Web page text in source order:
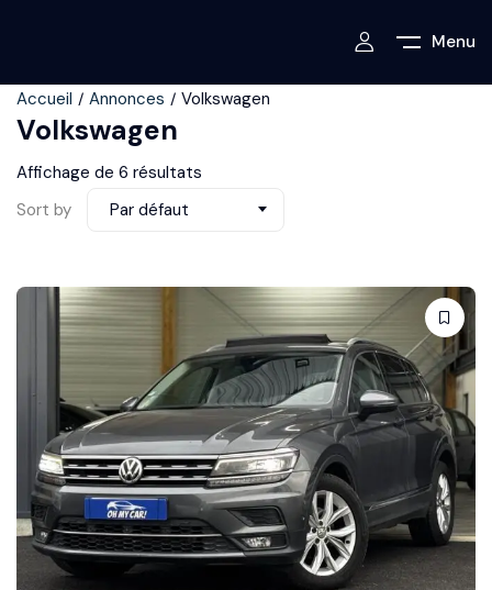
Menu
Accueil Annonces Volkswagen
Volkswagen
Affichage de 6 résultats
Sort by
Par défaut